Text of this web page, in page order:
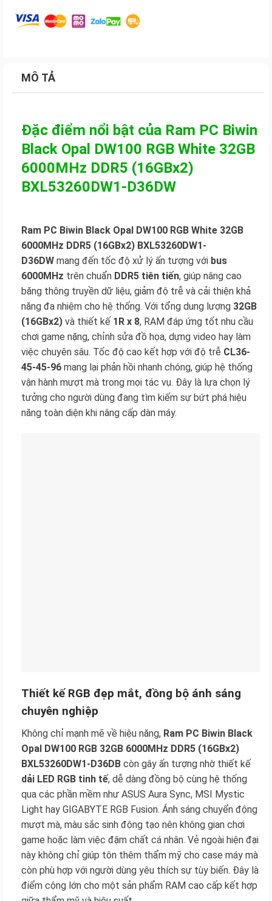
MÔ TẢ
Đặc điểm nổi bật của Ram PC Biwin
Black Opal DW100 RGB White 32GB
6000MHz DDR5 (16GBx2)
BXL53260DW1-D36DW
Ram PC Biwin Black Opal DW100 RGB White 32GB
6000MHz DDR5 (16GBx2) BXL53260DW1-
D36DW mang đến tốc độ xử lý ấn tượng với bus
6000MHz trên chuẩn DDR5 tiên tiến, giúp nâng cao
băng thông truyền dữ liệu, giảm độ trễ và cải thiện khả
năng đa nhiệm cho hệ thống. Với tổng dung lượng 32GB
(16GBx2) và thiết kế 1R x 8, RAM đáp ứng tốt nhu cầu
chơi game nặng, chỉnh sửa đồ họa, dựng video hay làm
việc chuyên sâu. Tốc độ cao kết hợp với độ trễ CL36-
45-45-96 mang lại phản hồi nhanh chóng, giúp hệ thống
vận hành mượt mà trong mọi tác vụ. Đây là lựa chọn lý
tưởng cho người dùng đang tìm kiếm sự bứt phá hiệu
năng toàn diện khi nâng cấp dàn máy.
Thiết kế RGB đẹp mắt, đồng bộ ánh sáng
chuyên nghiệp
Không chỉ mạnh mẽ về hiệu năng, Ram PC Biwin Black
Opal DW100 RGB 32GB 6000MHz DDR5 (16GBx2)
BXL53260DW1-D36DB còn gây ấn tượng nhờ thiết kế
dải LED RGB tinh tế, dễ dàng đồng bộ cùng hệ thống
qua các phần mềm như ASUS Aura Sync, MSI Mystic
Light hay GIGABYTE RGB Fusion. Ánh sáng chuyển động
mượt mà, màu sắc sinh động tạo nên không gian chơi
game hoặc làm việc đậm chất cá nhân. Vẻ ngoài hiện đại
này không chỉ giúp tôn thêm thẩm mỹ cho case máy mà
còn phù hợp với người dùng yêu thích sự tùy biến. Đây là
điểm cộng lớn cho một sản phẩm RAM cao cấp kết hợp